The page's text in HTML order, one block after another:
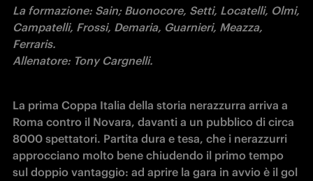
La formazione: Sain; Buonocore, Setti, Locatelli, Olmi,
Campatelli, Frossi, Demaria, Guarnieri, Meazza,
Ferraris.
Allenatore: Tony Cargnelli.
La prima Coppa Italia della storia nerazzurra arriva a
Roma contro il Novara, davanti a un pubblico di circa
8000 spettatori. Partita dura e tesa, che i nerazzurri
approcciano molto bene chiudendo il primo tempo
sul doppio vantaggio: ad aprire la gara in avvio è il gol